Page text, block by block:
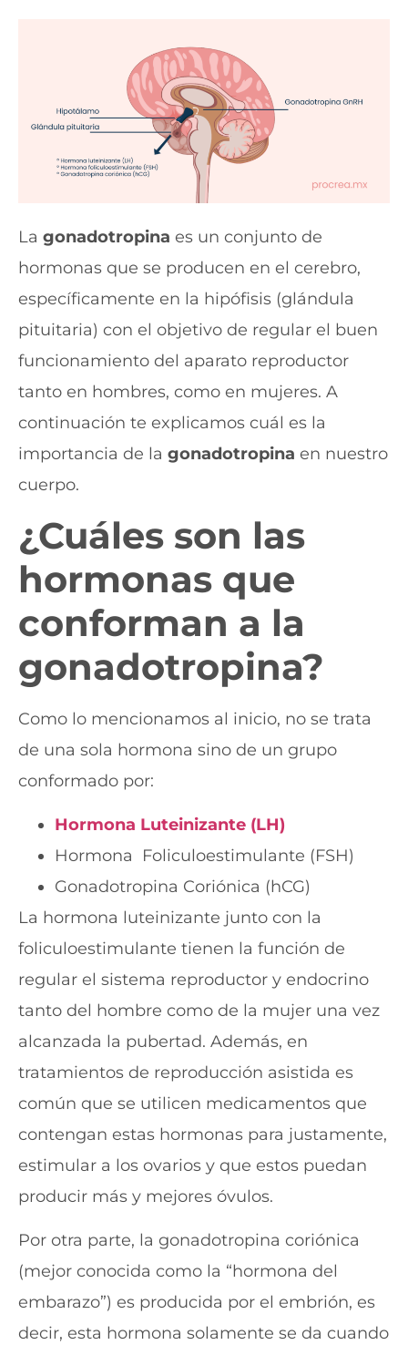
La gonadotropina es un conjunto de
hormonas que se producen en el cerebro,
específicamente en la hipófisis (glándula
pituitaria) con el objetivo de regular el buen
funcionamiento del aparato reproductor
tanto en hombres, como en mujeres. A
continuación te explicamos cuál es la
importancia de la gonadotropina en nuestro
cuerpo.
¿Cuáles son las
hormonas que
conforman a la
gonadotropina?
Como lo mencionamos al inicio, no se trata
de una sola hormona sino de un grupo
conformado por:
Hormona Luteinizante (LH)
Hormona Foliculoestimulante (FSH)
Gonadotropina Coriónica (hCG)
La hormona luteinizante junto con la
foliculoestimulante tienen la función de
regular el sistema reproductor y endocrino
tanto del hombre como de la mujer una vez
alcanzada la pubertad. Además, en
tratamientos de reproducción asistida es
común que se utilicen medicamentos que
contengan estas hormonas para justamente,
estimular a los ovarios y que estos puedan
producir más y mejores óvulos.
Por otra parte, la gonadotropina coriónica
(mejor conocida como la “hormona del
embarazo”) es producida por el embrión, es
decir, esta hormona solamente se da cuando